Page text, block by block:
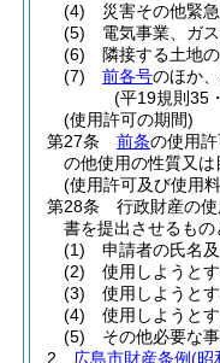
(4)
災害その他緊
(5)
電気事業、ガ
(6)
隣接する土地
(7)
前各号のほか
(平19規則35
(使用許可の期間)
第27条
前条の使用
の他使用の性質又
(使用許可及び使用
第28条
行政財産の
書を提出させるもの
(1)
申請者の氏名
(2)
使用しようと
(3)
使用しようと
(4)
使用しようと
(5)
その他必要な
2
広島市財産条例(昭